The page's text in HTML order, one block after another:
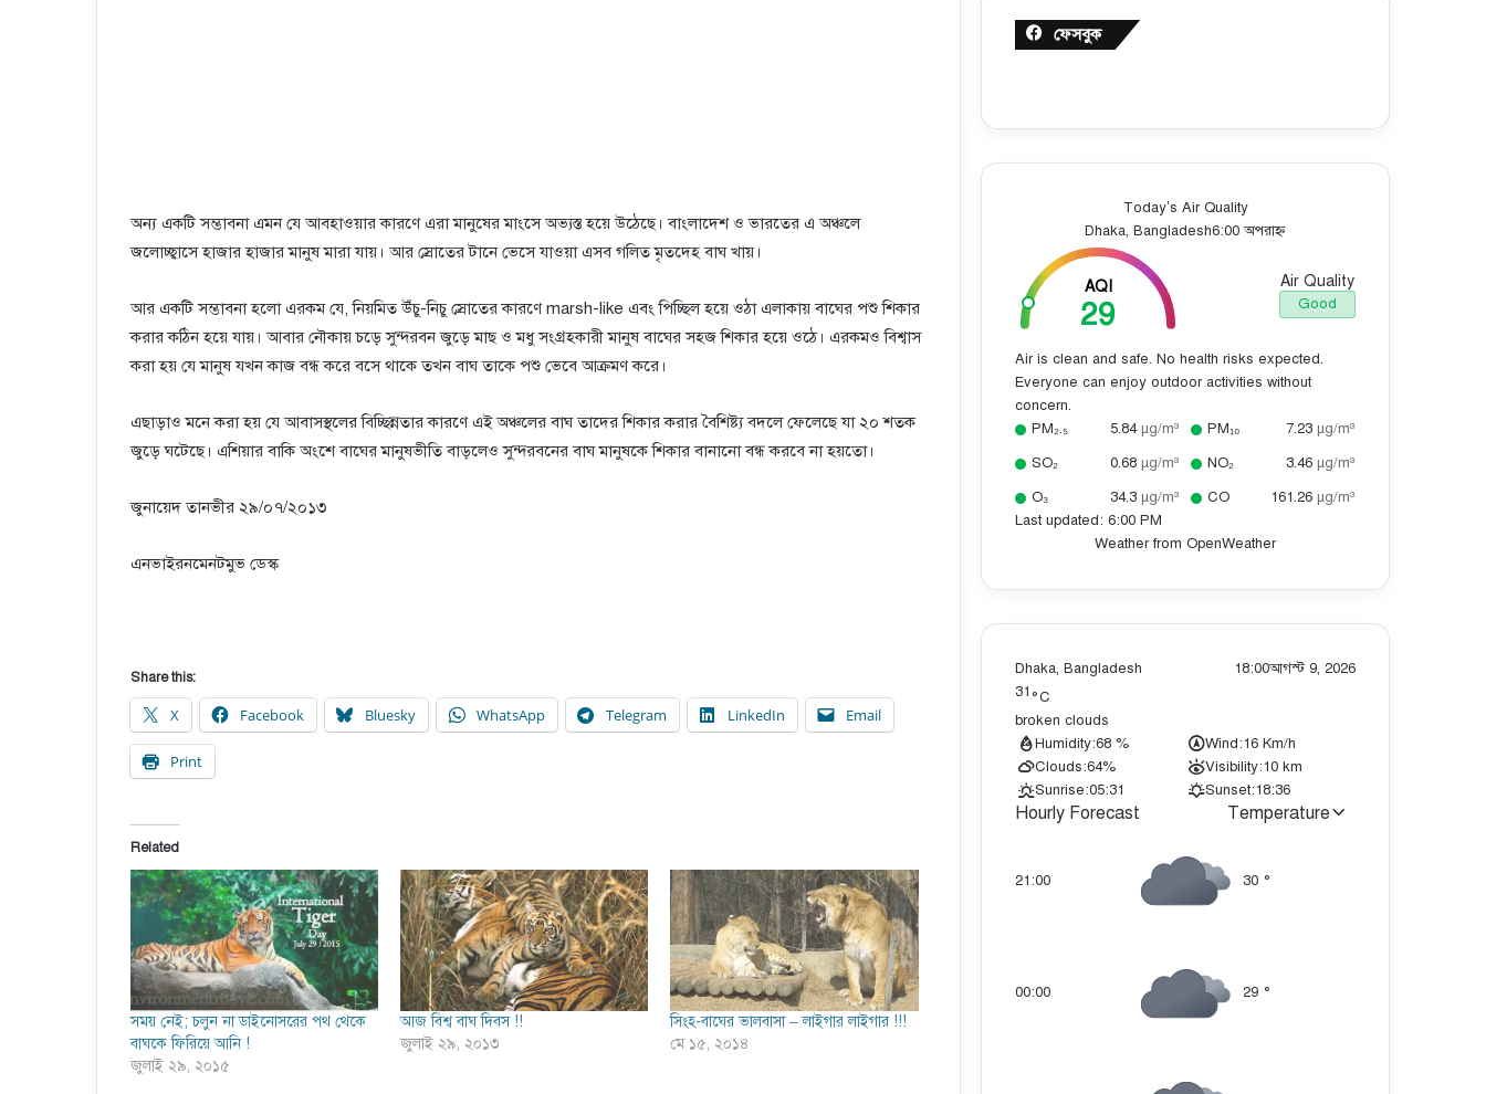
অন্য একটি সম্ভাবনা এমন যে আবহাওয়ার কারণে এরা মানুষের মাংসে অভ্যস্ত হয়ে উঠেছে। বাংলাদেশ ও ভারতের এ অঞ্চলে
জলোচ্ছ্বাসে হাজার হাজার মানুষ মারা যায়। আর স্রোতের টানে ভেসে যাওয়া এসব গলিত মৃতদেহ বাঘ খায়।
আর একটি সম্ভাবনা হলো এরকম যে, নিয়মিত উঁচু-নিচু স্রোতের কারণে marsh-like এবং পিচ্ছিল হয়ে ওঠা এলাকায় বাঘের পশু শিকার
করার কঠিন হয়ে যায়। আবার নৌকায় চড়ে সুন্দরবন জুড়ে মাছ ও মধু সংগ্রহকারী মানুষ বাঘের সহজ শিকার হয়ে ওঠে। এরকমও বিশ্বাস
করা হয় যে মানুষ যখন কাজ বন্ধ করে বসে থাকে তখন বাঘ তাকে পশু ভেবে আক্রমণ করে।
এছাড়াও মনে করা হয় যে আবাসস্থলের বিচ্ছিন্নতার কারণে এই অঞ্চলের বাঘ তাদের শিকার করার বৈশিষ্ট্য বদলে ফেলেছে যা ২০ শতক
জুড়ে ঘটেছে। এশিয়ার বাকি অংশে বাঘের মানুষভীতি বাড়লেও সুন্দরবনের বাঘ মানুষকে শিকার বানানো বন্ধ করবে না হয়তো।
জুনায়েদ তানভীর ২৯/০৭/২০১৩
এনভাইরনমেনটমুভ ডেস্ক
Share this:
X Facebook Bluesky WhatsApp Telegram LinkedIn Email
Print
Related
সময় নেই; চলুন না ডাইনোসরের পথ থেকে
বাঘকে ফিরিয়ে আনি !
জুলাই ২৯, ২০১৫
আজ বিশ্ব বাঘ দিবস !!
জুলাই ২৯, ২০১৩
সিংহ-বাঘের ভালবাসা – লাইগার লাইগার !!!
মে ১৫, ২০১৪
ফেসবুক
Today’s Air Quality
Dhaka, Bangladesh6:00 অপরাহ্ন
AQI
29
Air Quality
Good
Air is clean and safe. No health risks expected.
Everyone can enjoy outdoor activities without
concern.
PM₂.₅
5.84 µg/m³ PM₁₀ 7.23 µg/m³
SO₂
0.68 µg/m³ NO₂ 3.46 µg/m³
O₃
34.3 µg/m³ CO 161.26 µg/m³
Last updated: 6:00 PM
Weather from OpenWeather
Dhaka, Bangladesh 18:00আগস্ট 9, 2026
31 °C
broken clouds
Humidity:68 % Wind:16 Km/h
Clouds:64% Visibility:10 km
Sunrise:05:31 Sunset:18:36
Hourly Forecast Temperature
21:00 30 °
00:00 29 °